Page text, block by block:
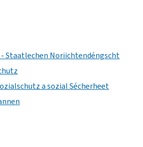
Staatlechen Noriichtendéngscht
a sozial Sécherheet